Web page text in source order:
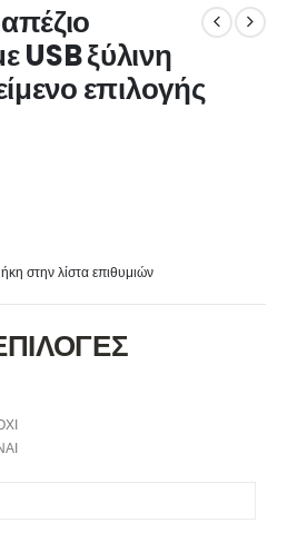
USB ξύλινη
επιλογής
στην λίστα επιθυμιών